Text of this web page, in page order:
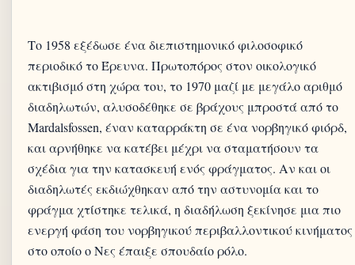
Το 1958 εξέδωσε ένα διεπιστημονικό φιλοσοφικό
περιοδικό το Έρευνα. Πρωτοπόρος στον οικολογικό
ακτιβισμό στη χώρα του, το 1970 μαζί με μεγάλο αριθμό
διαδηλωτών, αλυσοδέθηκε σε βράχους μπροστά από το
Mardalsfossen, έναν καταρράκτη σε ένα νορβηγικό φιόρδ,
και αρνήθηκε να κατέβει μέχρι να σταματήσουν τα
σχέδια για την κατασκευή ενός φράγματος. Αν και οι
διαδηλωτές εκδιώχθηκαν από την αστυνομία και το
φράγμα χτίστηκε τελικά, η διαδήλωση ξεκίνησε μια πιο
ενεργή φάση του νορβηγικού περιβαλλοντικού κινήματος
στο οποίο ο Νες έπαιξε σπουδαίο ρόλο.